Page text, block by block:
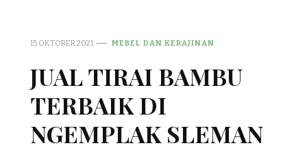
15 OKTOBER 2021 MEBEL DAN KERAJINAN
JUAL TIRAI BAMBU
TERBAIK DI
NGEMPLAK SLEMAN